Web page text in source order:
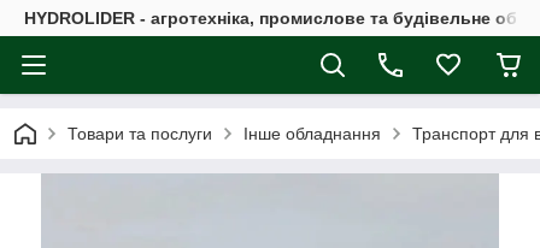
HYDROLIDER - агротехніка, промислове та будівельне
Товари та послуги Інше обладнання Транспорт для